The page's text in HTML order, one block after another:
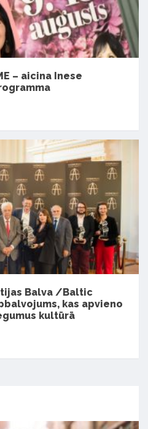
– aicina Inese
Balva /Baltic
kas apvieno
kultūrā